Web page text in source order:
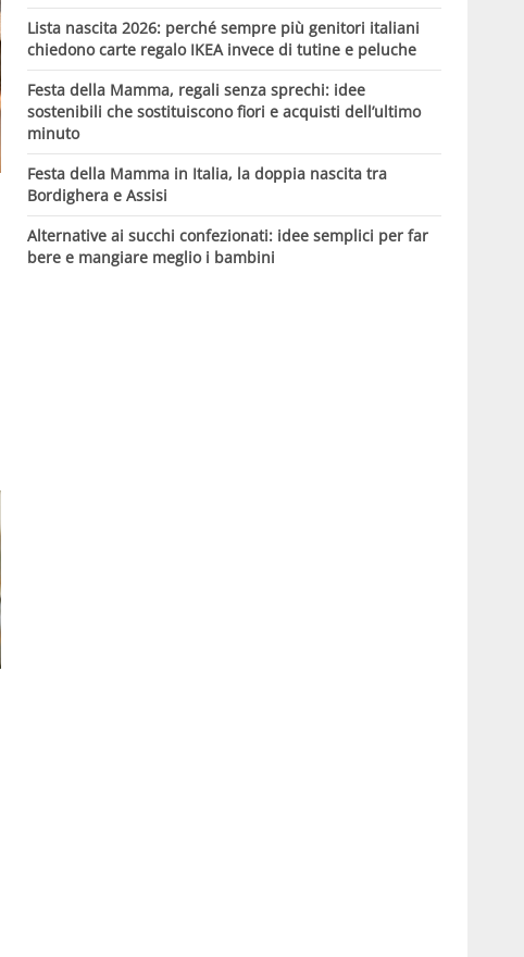
Lista nascita 2026: perché sempre più genitori italiani
chiedono carte regalo IKEA invece di tutine e peluche
Festa della Mamma, regali senza sprechi: idee
sostenibili che sostituiscono fiori e acquisti dell’ultimo
minuto
Festa della Mamma in Italia, la doppia nascita tra
Bordighera e Assisi
Alternative ai succhi confezionati: idee semplici per far
bere e mangiare meglio i bambini